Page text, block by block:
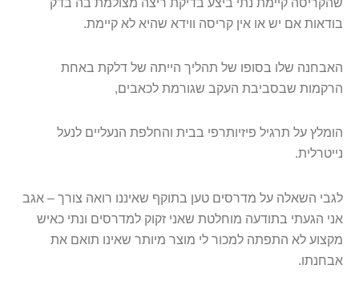
בודאות אם יש או אין קריסה ווידא שהיא לא קיימת.
האבחנה שלו בסופו של תהליך הייתה של דלקת באחת
הרקמות שבסביבת העקב שגורמת לכאבים,
הומלץ על תרגיל פיזיותרפי בבית והחלפת הנעליים לנעל
נייטרלית.
לגבי השאלה על מדרסים טען בתוקף שאיננו רואה צורך – אגב
אני הגעתי בתודעה מוחלטת שאני זקוק למדרסים ונתי כאיש
מקצוע לא התפתה למכור לי מוצר מיותר שאינו תואם את
אבחנתו.